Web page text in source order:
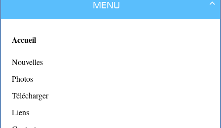

Menu
Accueil
Nouvelles
Photos
Télécharger
Liens